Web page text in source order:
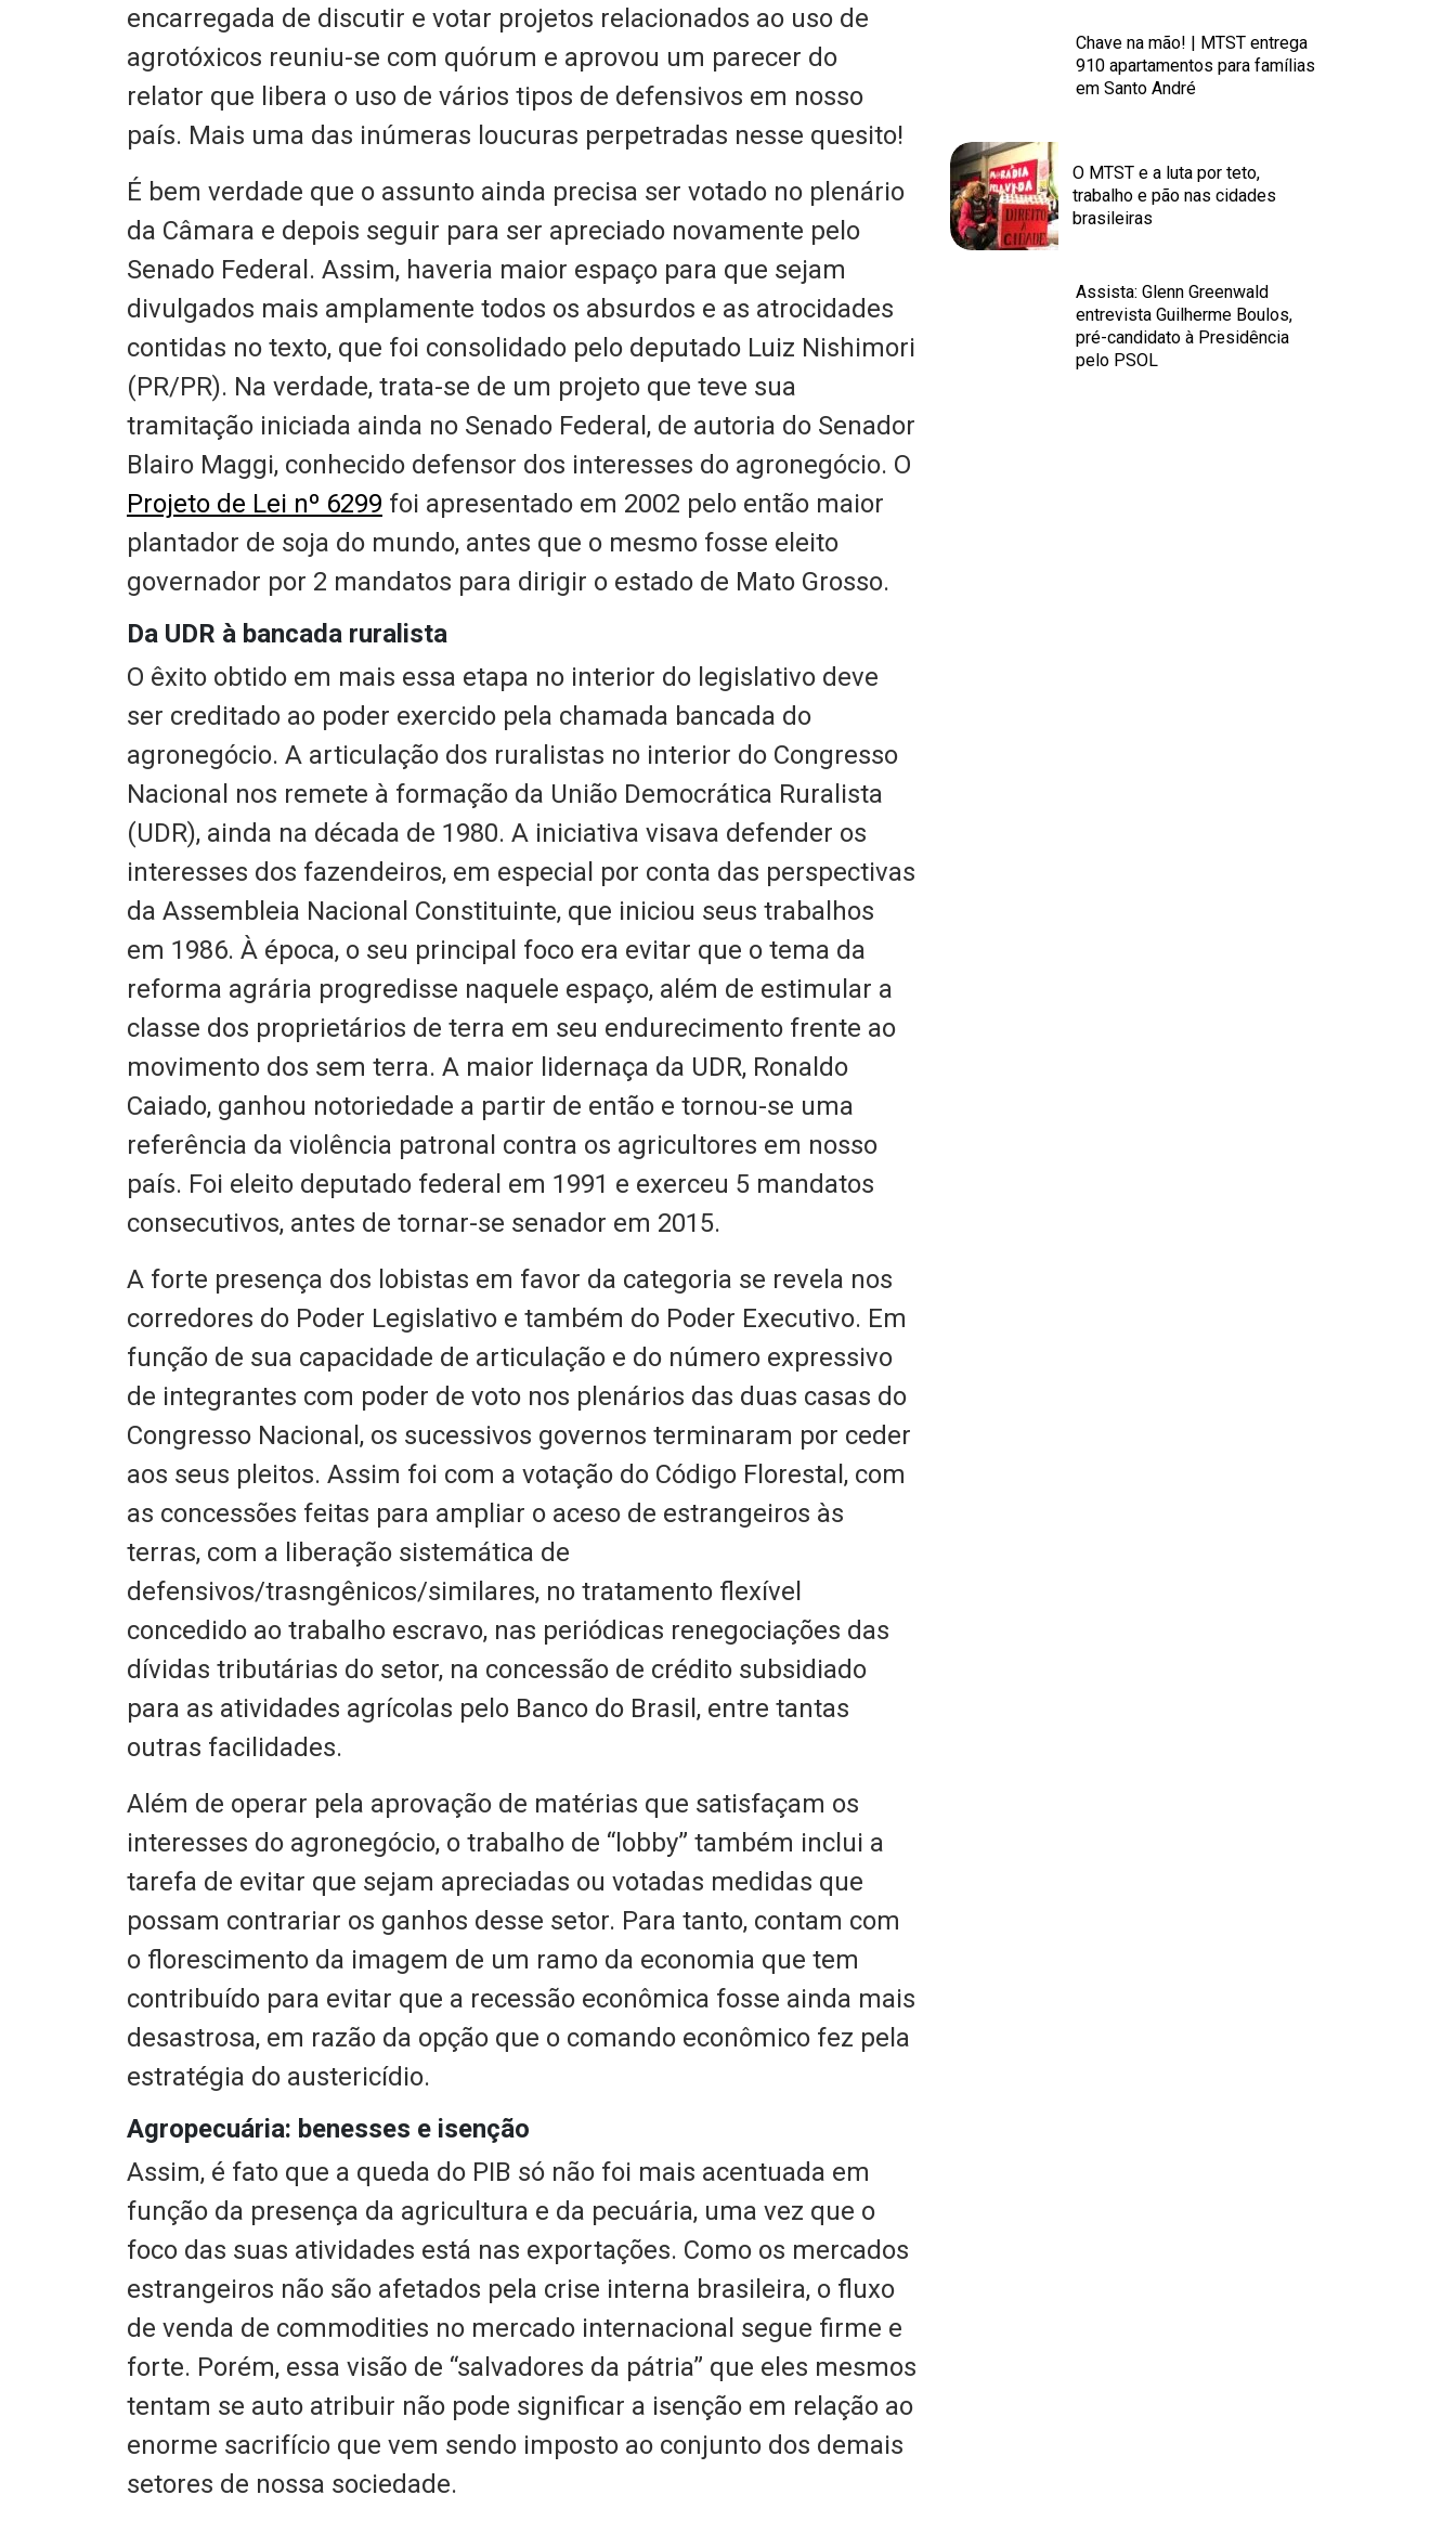
encarregada de discutir e votar projetos relacionados ao uso de
agrotóxicos reuniu-se com quórum e aprovou um parecer do
relator que libera o uso de vários tipos de defensivos em nosso
país. Mais uma das inúmeras loucuras perpetradas nesse quesito!
É bem verdade que o assunto ainda precisa ser votado no plenário
da Câmara e depois seguir para ser apreciado novamente pelo
Senado Federal. Assim, haveria maior espaço para que sejam
divulgados mais amplamente todos os absurdos e as atrocidades
contidas no texto, que foi consolidado pelo deputado Luiz Nishimori
(PR/PR). Na verdade, trata-se de um projeto que teve sua
tramitação iniciada ainda no Senado Federal, de autoria do Senador
Blairo Maggi, conhecido defensor dos interesses do agronegócio. O
Projeto de Lei nº 6299 foi apresentado em 2002 pelo então maior
plantador de soja do mundo, antes que o mesmo fosse eleito
governador por 2 mandatos para dirigir o estado de Mato Grosso.
Da UDR à bancada ruralista
O êxito obtido em mais essa etapa no interior do legislativo deve
ser creditado ao poder exercido pela chamada bancada do
agronegócio. A articulação dos ruralistas no interior do Congresso
Nacional nos remete à formação da União Democrática Ruralista
(UDR), ainda na década de 1980. A iniciativa visava defender os
interesses dos fazendeiros, em especial por conta das perspectivas
da Assembleia Nacional Constituinte, que iniciou seus trabalhos
em 1986. À época, o seu principal foco era evitar que o tema da
reforma agrária progredisse naquele espaço, além de estimular a
classe dos proprietários de terra em seu endurecimento frente ao
movimento dos sem terra. A maior lidernaça da UDR, Ronaldo
Caiado, ganhou notoriedade a partir de então e tornou-se uma
referência da violência patronal contra os agricultores em nosso
país. Foi eleito deputado federal em 1991 e exerceu 5 mandatos
consecutivos, antes de tornar-se senador em 2015.
A forte presença dos lobistas em favor da categoria se revela nos
corredores do Poder Legislativo e também do Poder Executivo. Em
função de sua capacidade de articulação e do número expressivo
de integrantes com poder de voto nos plenários das duas casas do
Congresso Nacional, os sucessivos governos terminaram por ceder
aos seus pleitos. Assim foi com a votação do Código Florestal, com
as concessões feitas para ampliar o aceso de estrangeiros às
terras, com a liberação sistemática de
defensivos/trasngênicos/similares, no tratamento flexível
concedido ao trabalho escravo, nas periódicas renegociações das
dívidas tributárias do setor, na concessão de crédito subsidiado
para as atividades agrícolas pelo Banco do Brasil, entre tantas
outras facilidades.
Além de operar pela aprovação de matérias que satisfaçam os
interesses do agronegócio, o trabalho de “lobby” também inclui a
tarefa de evitar que sejam apreciadas ou votadas medidas que
possam contrariar os ganhos desse setor. Para tanto, contam com
o florescimento da imagem de um ramo da economia que tem
contribuído para evitar que a recessão econômica fosse ainda mais
desastrosa, em razão da opção que o comando econômico fez pela
estratégia do austericídio.
Agropecuária: benesses e isenção
Assim, é fato que a queda do PIB só não foi mais acentuada em
função da presença da agricultura e da pecuária, uma vez que o
foco das suas atividades está nas exportações. Como os mercados
estrangeiros não são afetados pela crise interna brasileira, o fluxo
de venda de commodities no mercado internacional segue firme e
forte. Porém, essa visão de “salvadores da pátria” que eles mesmos
tentam se auto atribuir não pode significar a isenção em relação ao
enorme sacrifício que vem sendo imposto ao conjunto dos demais
setores de nossa sociedade.
Chave na mão! | MTST entrega
910 apartamentos para famílias
em Santo André
O MTST e a luta por teto,
trabalho e pão nas cidades
brasileiras
Assista: Glenn Greenwald
entrevista Guilherme Boulos,
pré-candidato à Presidência
pelo PSOL